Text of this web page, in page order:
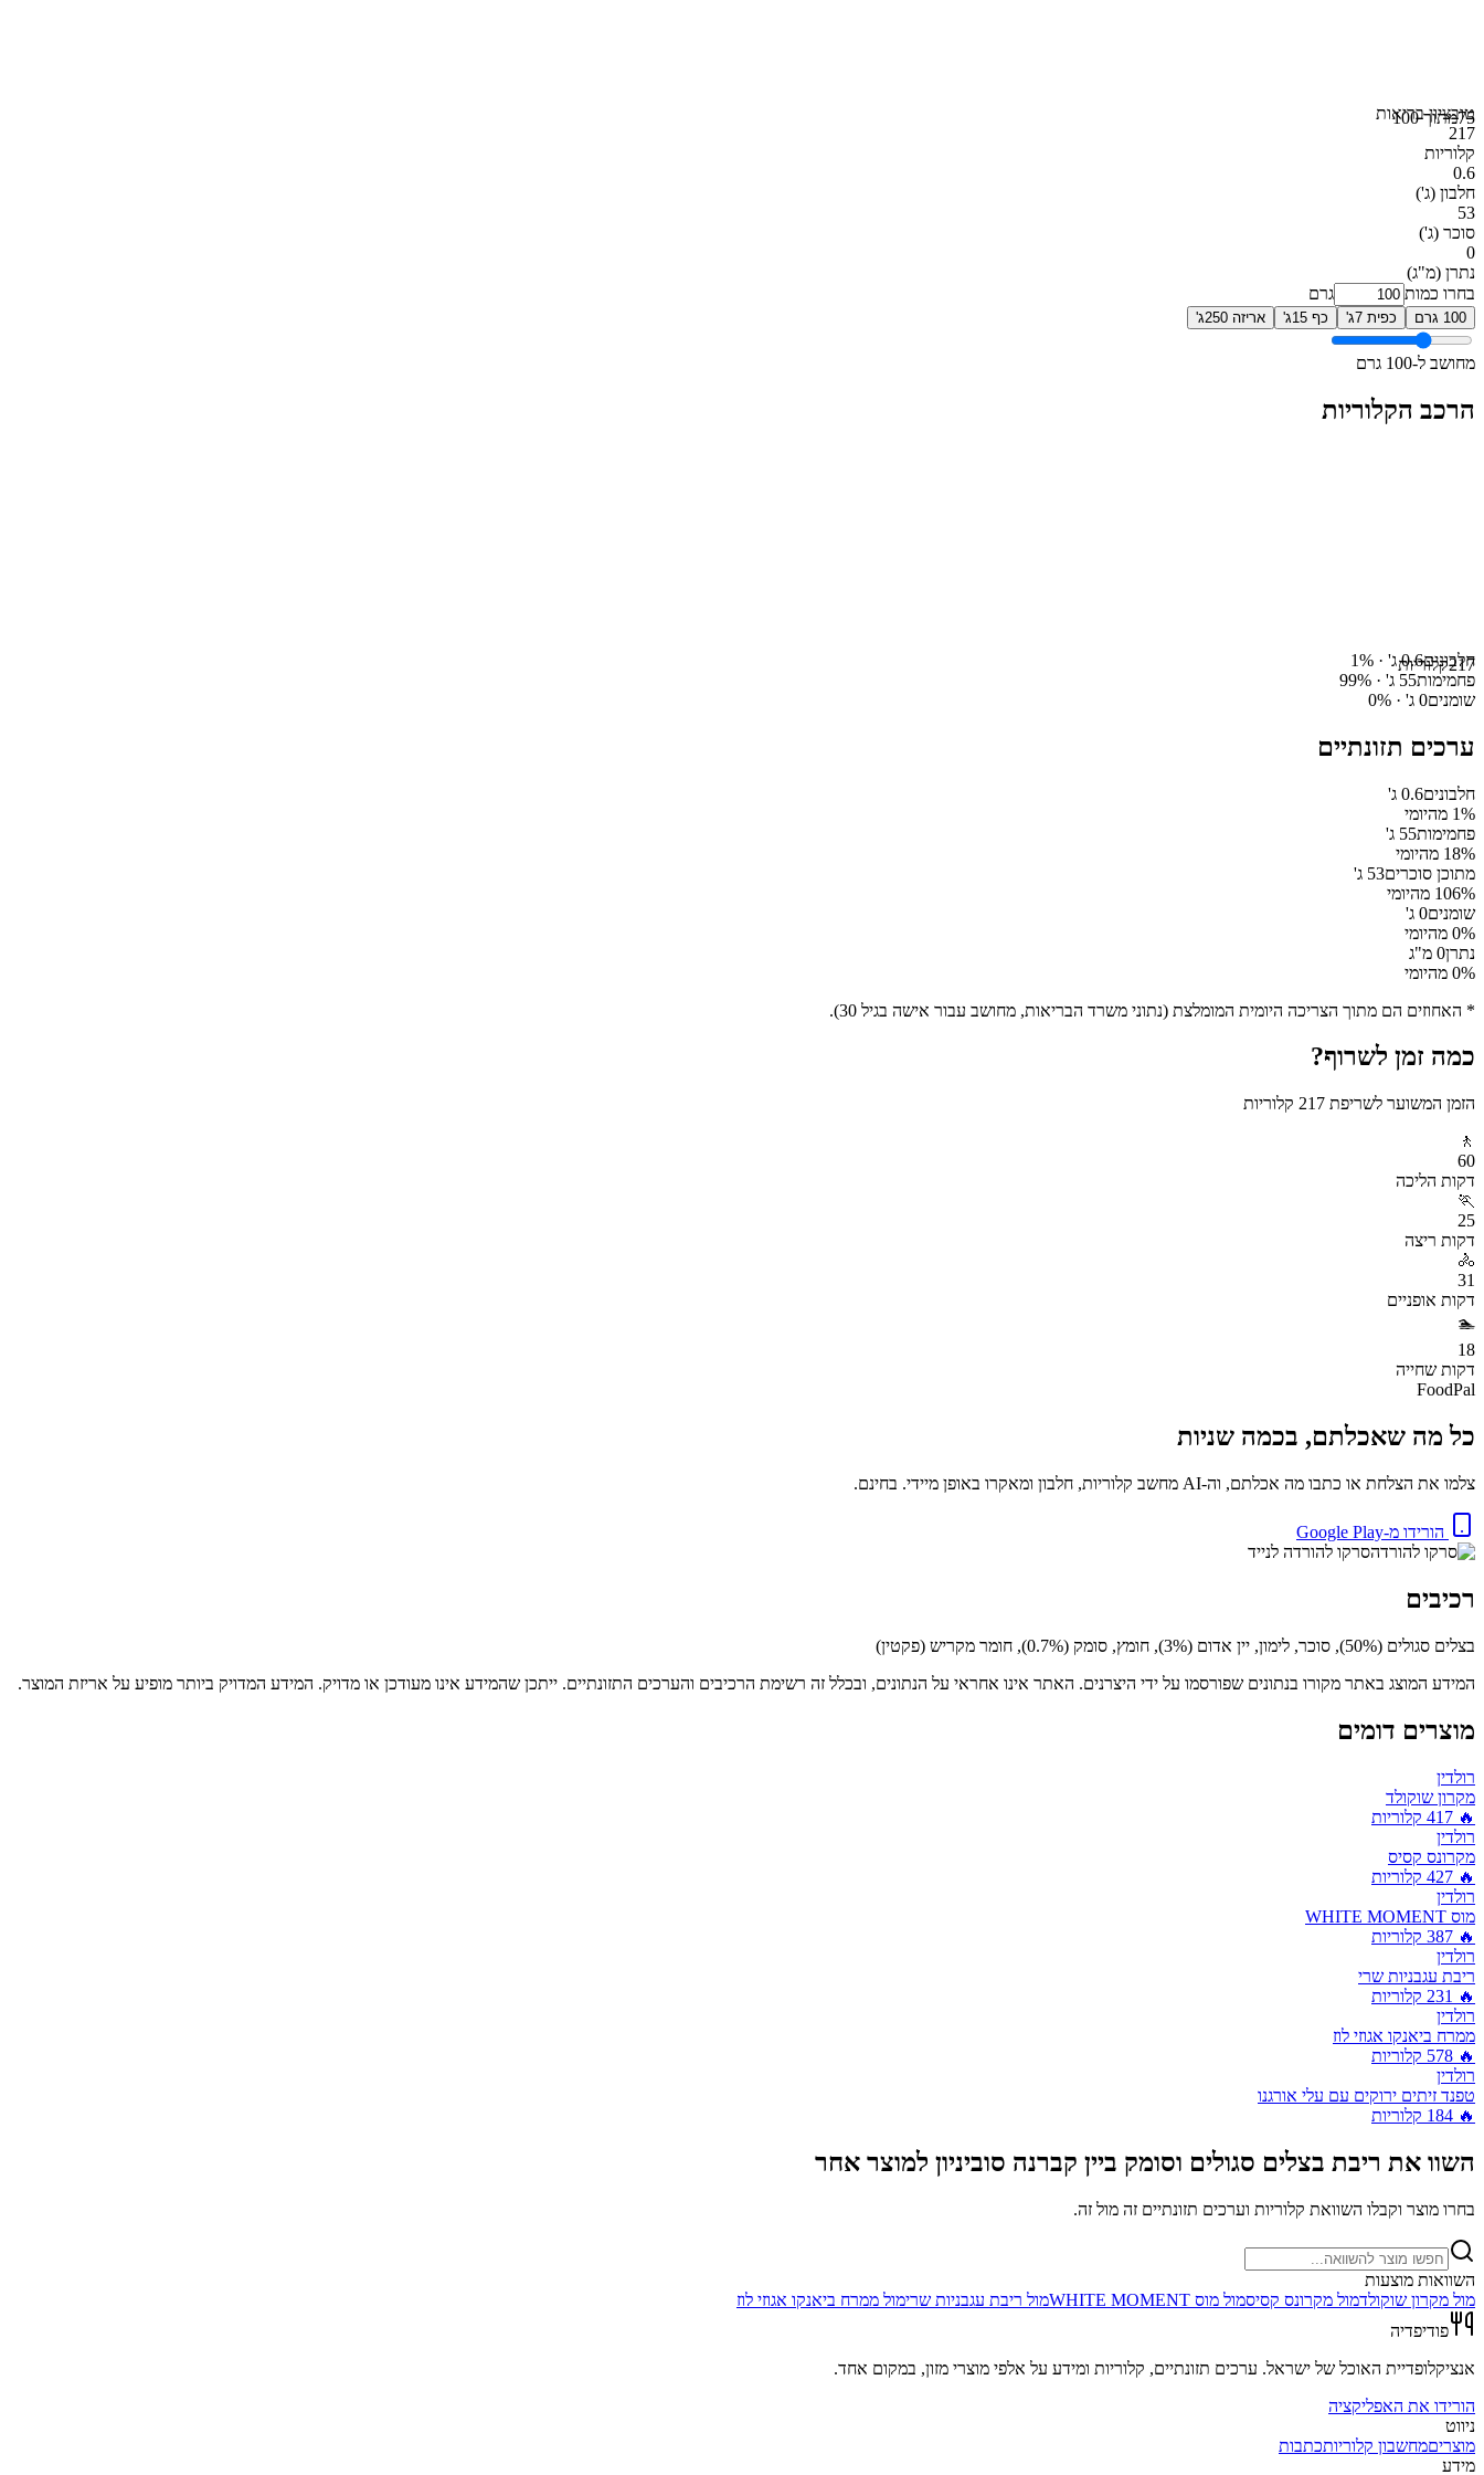
75מתוך 100טובציון בריאות
217
קלוריות
0.6
חלבון (ג')
53
סוכר (ג')
0
נתרן (מ"ג)
בחרו כמות
גרם
100 גרם כפית 7ג' כף 15ג' אריזה 250ג'
מחושב ל-100 גרם
הרכב הקלוריות
217קלוריותחלבונים0.6ג' · 1%
פחמימות55 ג' · 99%
שומנים0 ג' · 0%
ערכים תזונתיים
חלבונים0.6 ג'
1% מהיומי
פחמימות55 ג'
18% מהיומי
מתוכן סוכרים53 ג'
106% מהיומי
שומנים0 ג'
0% מהיומי
נתרן0 מ"ג
0% מהיומי
* האחוזים הם מתוך הצריכה היומית המומלצת (נתוני משרד הבריאות, מחושב עבור אישה בגיל 30).
כמה זמן לשרוף?
הזמן המשוער לשריפת 217 קלוריות
🚶
60
דקות הליכה
🏃
25
דקות ריצה
🚴
31
דקות אופניים
🏊
18
דקות שחייה
FoodPal
כל מה שאכלתם, בכמה שניות
צלמו את הצלחת או כתבו מה אכלתם, וה-AI מחשב קלוריות, חלבון ומאקרו באופן מיידי. בחינם.
הורידו מ-Google Play
סרקו להורדה לנייד
רכיבים
בצלים סגולים (50%), סוכר, לימון, יין אדום (3%), חומץ, סומק (0.7%), חומר מקריש (פקטין)
המידע המוצג באתר מקורו בנתונים שפורסמו על ידי היצרנים. האתר אינו אחראי על הנתונים, ובכלל זה רשימת הרכיבים והערכים התזונתיים. ייתכן שהמידע אינו מעודכן או מדויק. המידע המדויק ביותר מופיע על אריזת המוצר.
מוצרים דומים
רולדין
מקרון שוקולד
🔥
417 קלוריות
רולדין
מקרונס קסיס
🔥
427 קלוריות
רולדין
מוס WHITE MOMENT
🔥
387 קלוריות
רולדין
ריבת עגבניות שרי
🔥
231 קלוריות
רולדין
ממרח ביאנקו אגוזי לוז
🔥
578 קלוריות
רולדין
טפנד זיתים ירוקים עם עלי אורגנו
🔥
184 קלוריות
השוו את ריבת בצלים סגולים וסומק ביין קברנה סוביניון למוצר אחר
בחרו מוצר וקבלו השוואת קלוריות וערכים תזונתיים זה מול זה.
השוואות מוצעות
מול מקרון שוקולדמול מקרונס קסיסמול מוס WHITE MOMENT מול ריבת עגבניות שרימול ממרח ביאנקו אגוזי לוז
פודיפדיה
אנציקלופדיית האוכל של ישראל. ערכים תזונתיים, קלוריות ומידע על אלפי מוצרי מזון, במקום אחד.
הורידו את האפליקציה
ניווט
מוצריםמחשבון קלוריותכתבות
מידע